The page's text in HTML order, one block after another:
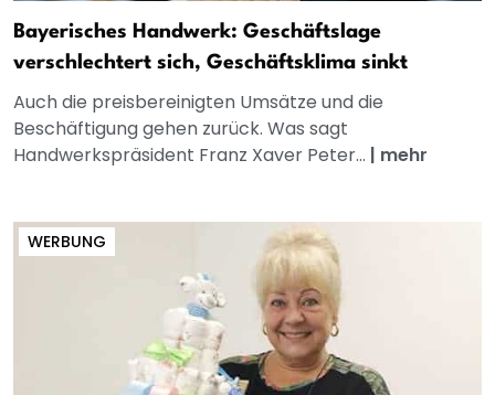
Bayerisches Handwerk: Geschäftslage
verschlechtert sich, Geschäftsklima sinkt
Auch die preisbereinigten Umsätze und die
Beschäftigung gehen zurück. Was sagt
Handwerkspräsident Franz Xaver Peter... | mehr
WERBUNG